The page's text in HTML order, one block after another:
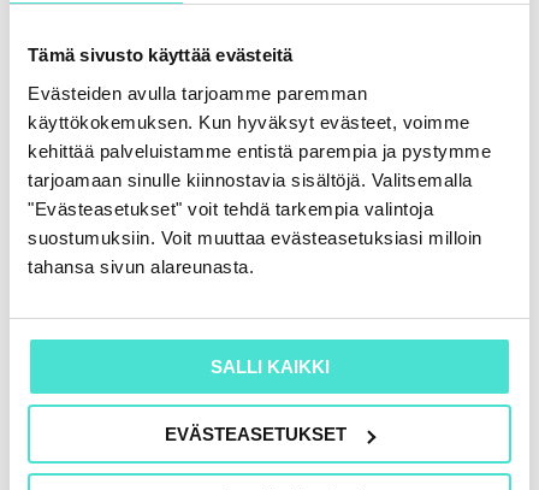
Tämä sivusto käyttää evästeitä
Evästeiden avulla tarjoamme paremman
käyttökokemuksen. Kun hyväksyt evästeet, voimme
kehittää palveluistamme entistä parempia ja pystymme
tarjoamaan sinulle kiinnostavia sisältöjä. Valitsemalla
"Evästeasetukset" voit tehdä tarkempia valintoja
suostumuksiin. Voit muuttaa evästeasetuksiasi milloin
tahansa sivun alareunasta.
SALLI KAIKKI
EVÄSTEASETUKSET
training materials and the recording.
You can find these in Oma ST.
If you are a new user, we will create a personal
account for you, where you can easily access
all your purchased products in the future.
For on-site participants, the price also includes
refreshments during the training day.
Please read our cancellation policy for more
information.